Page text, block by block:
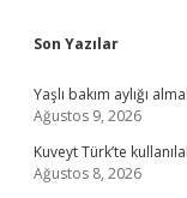
Sidebar
Son Yazılar
Yaşlı bakım aylığı
Ağustos 9, 2026
Kuveyt Türk’te
Ağustos 8, 2026